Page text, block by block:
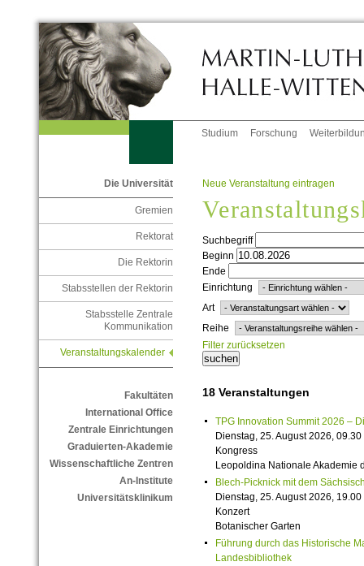
Studium Forschung
Die Universität
Gremien
Rektorat
Die Rektorin
Stabsstellen der Rektorin
Stabsstelle Zentrale
Kommunikation
Veranstaltungskalender
Fakultäten
International Office
Zentrale Einrichtungen
Graduierten-Akademie
Wissenschaftliche Zentren
An-Institute
Universitätsklinikum
Neue Veranstaltung eintragen
Suchbegriff
Beginn
Ende
Einrichtung
Art
Reihe
Filter zurücksetzen
18 Veranstaltungen
TPG Innovation Summit 2026 –
Dienstag, 25. August 2026,
Kongress
Leopoldina Nationale Akademie
Blech-Picknick mit dem
Dienstag, 25. August 2026,
Konzert
Botanischer Garten
Führung durch das Historische
Landesbibliothek